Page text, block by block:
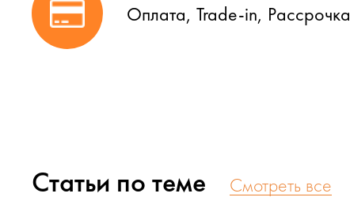
Оплата, Trade-in, Рассрочка
Статьи по теме Cмотреть все